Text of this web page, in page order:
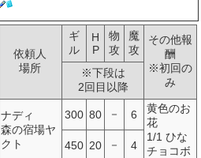
依頼人
場所
ギ
ル
H
P
物
攻
魔
攻
その他報
酬
※初回の
み
※下段は
2回目以降
ナディ
森の宿場ヤ
クト
300 80 － 6
黄色のお
花
1/1 ひな
チョコボ
450 20 － 4